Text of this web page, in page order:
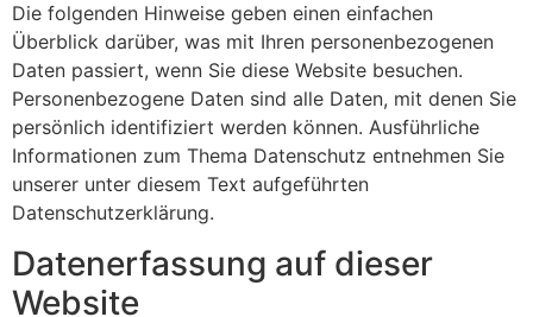
Die folgenden Hinweise geben einen einfachen
Überblick darüber, was mit Ihren personenbezogenen
Daten passiert, wenn Sie diese Website besuchen.
Personenbezogene Daten sind alle Daten, mit denen Sie
persönlich identifiziert werden können. Ausführliche
Informationen zum Thema Datenschutz entnehmen Sie
unserer unter diesem Text aufgeführten
Datenschutzerklärung.
Datenerfassung auf dieser
Website